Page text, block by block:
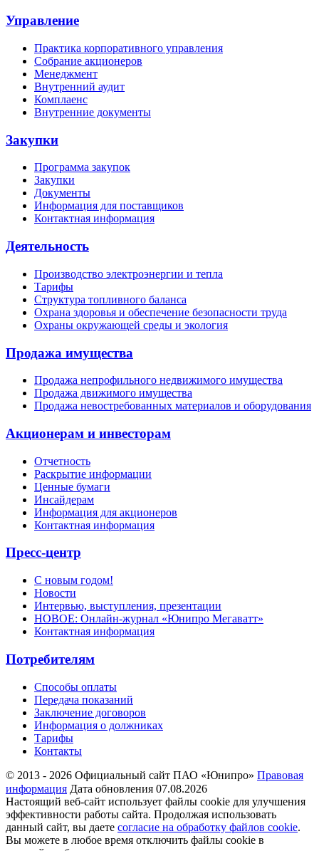
Управление
Практика корпоративного управления
Собрание акционеров
Менеджмент
Внутренний аудит
Комплаенс
Внутренние документы
Закупки
Программа закупок
Закупки
Документы
Информация для поставщиков
Контактная информация
Деятельность
Производство электроэнергии и тепла
Тарифы
Структура топливного баланса
Охрана здоровья и обеспечение безопасности труда
Охраны окружающей среды и экология
Продажа имущества
Продажа непрофильного недвижимого имущества
Продажа движимого имущества
Продажа невостребованных материалов и оборудования
Акционерам и инвесторам
Отчетность
Раскрытие информации
Ценные бумаги
Инсайдерам
Информация для акционеров
Контактная информация
Пресс-центр
С новым годом!
Новости
Интервью, выступления, презентации
НОВОЕ: Онлайн-журнал «Юнипро Мегаватт»
Контактная информация
Потребителям
Способы оплаты
Передача показаний
Заключение договоров
Информация о должниках
Тарифы
Контакты
© 2013 - 2026 Официальный сайт ПАО «Юнипро» Правовая
информация Дата обновления 07.08.2026
Настоящий веб-сайт использует файлы cookie для улучшения
эффективности работы сайта. Продолжая использовать
данный сайт, вы даете согласие на обработку файлов cookie.
Вы можете в любое время отключить файлы cookie в